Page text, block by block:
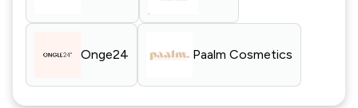
Onge24 Paalm Cosmetics